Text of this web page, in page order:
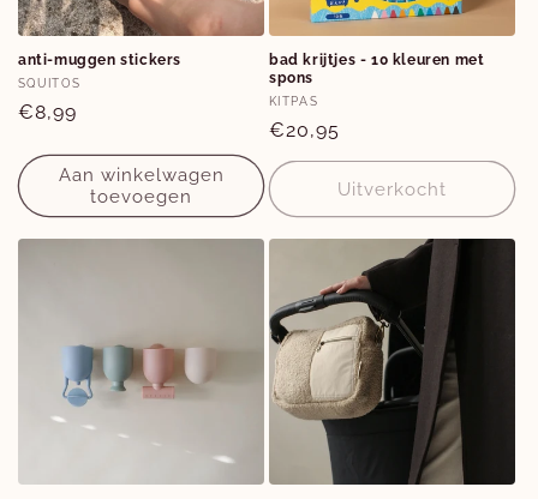
e
:
anti-muggen stickers
Verkoper:
SQUITOS
Normale
€8,99
Aan winkelwagen
toevoegen
bad krijtjes - 10 kleuren met
spons
Verkoper:
KITPAS
Normale
prijs
€20,95
Uitverkocht